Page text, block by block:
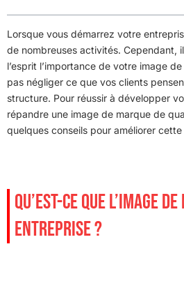
Lorsque vous démarrez votre
de nombreuses activités. Cependant,
l’esprit l’importance de votre image
pas négliger ce que vos clients
structure. Pour réussir à développer
répandre une image de marque de
quelques conseils pour améliorer cette
QU’EST-CE QUE L’IMAGE
ENTREPRISE ?